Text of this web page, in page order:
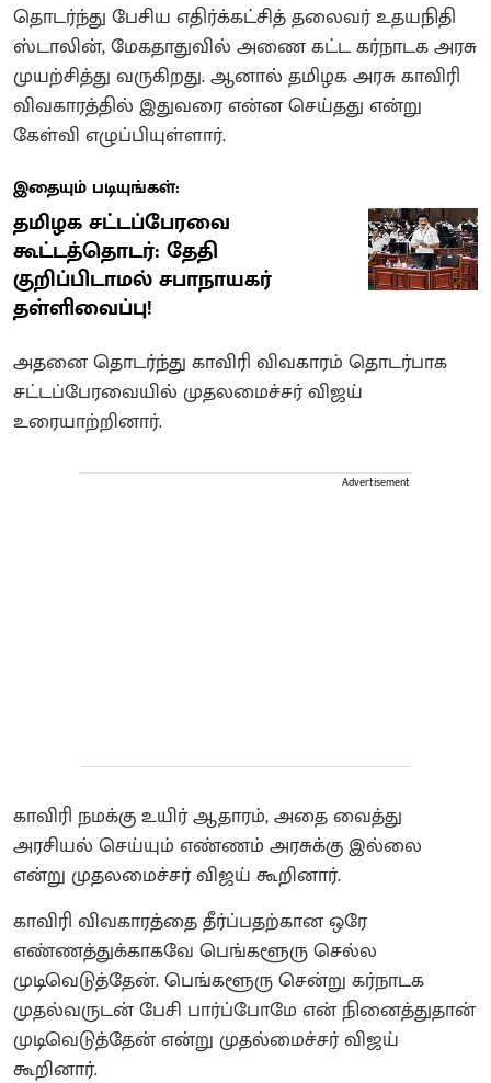
தொடர்ந்து பேசிய எதிர்க்கட்சித் தலைவர் உதயநிதி
ஸ்டாலின், மேகதாதுவில் அணை கட்ட கர்நாடக அரசு
முயற்சித்து வருகிறது. ஆனால் தமிழக அரசு காவிரி
விவகாரத்தில் இதுவரை என்ன செய்தது என்று
கேள்வி எழுப்பியுள்ளார்.
இதையும் படியுங்கள்:
தமிழக சட்டப்பேரவை
கூட்டத்தொடர்: தேதி
குறிப்பிடாமல் சபாநாயகர்
தள்ளிவைப்பு!
அதனை தொடர்ந்து காவிரி விவகாரம் தொடர்பாக
சட்டப்பேரவையில் முதலமைச்சர் விஜய்
உரையாற்றினார்.
Advertisement
காவிரி நமக்கு உயிர் ஆதாரம், அதை வைத்து
அரசியல் செய்யும் எண்ணம் அரசுக்கு இல்லை
என்று முதலமைச்சர் விஜய் கூறினார்.
காவிரி விவகாரத்தை தீர்ப்பதற்கான ஒரே
எண்ணத்துக்காகவே பெங்களூரு செல்ல
முடிவெடுத்தேன். பெங்களூரு சென்று கர்நாடக
முதல்வருடன் பேசி பார்ப்போமே என் நினைத்துதான்
முடிவெடுத்தேன் என்று முதல்மைச்சர் விஜய்
கூறினார்.